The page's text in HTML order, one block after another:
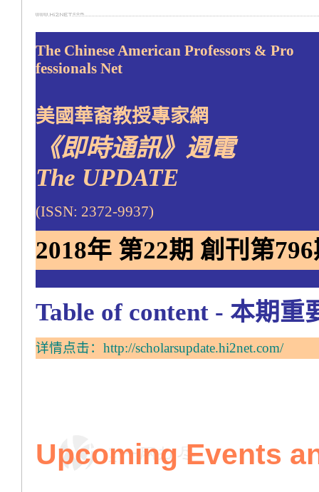
The Chinese American Professors & Pro
fessionals Net
美國華裔教授專家網
《即時通訊》週電
The UPDATE
(ISSN: 2372-9937)
2018年 第22期 創刊第
Table of content - 本期重
详情点击： http://scholarsupdate.hi2net.com/
Upcoming Events